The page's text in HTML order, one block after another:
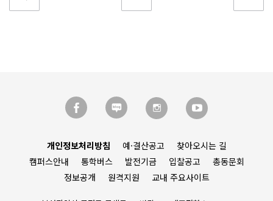
개인정보처리방침 예·결산공고
찾아오시는 길
캠퍼스안내
통학버스 발전기금 입찰공고
총동문회
정보공개
원격지원 교내 주요사이트